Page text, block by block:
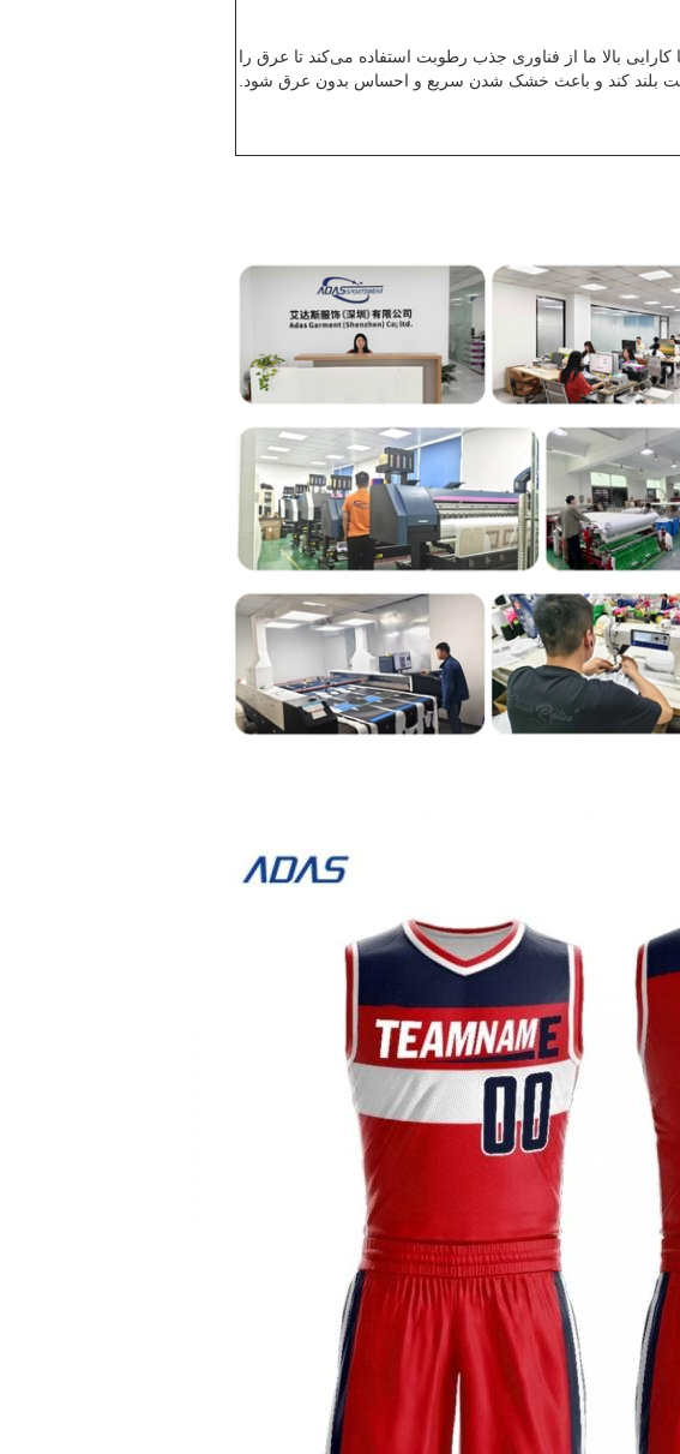
کارایی بالا ما از فناوری جذب رطوبت استفاده می‌کند تا عرق را
بلند کند و باعث خشک شدن سریع و احساس بدون عرق شود.